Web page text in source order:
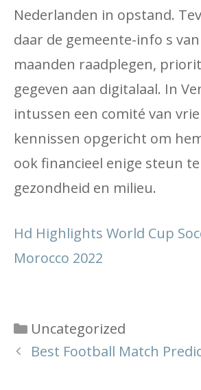
Nederlanden in opstand.
daar de gemeente-info s
maanden raadplegen,
gegeven aan digitalaal. In
intussen een comité van
kennissen opgericht om
ook financieel enige steun
gezondheid en milieu.
Hd Highlights World Cup
Morocco 2022
Categories
Uncategorized
Best Football Match